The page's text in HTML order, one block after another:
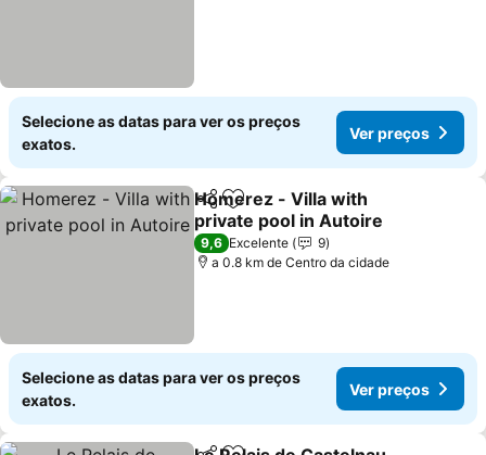
Selecione as datas para ver os preços
exatos.
Ver preços
PartilharAdicionar aos favoritos
Homerez - Villa with
private pool in Autoire
Ver preços
9,6 Excelente
9
a 0.8 km de Centro da cidade
Selecione as datas para ver os preços
exatos.
Ver preços